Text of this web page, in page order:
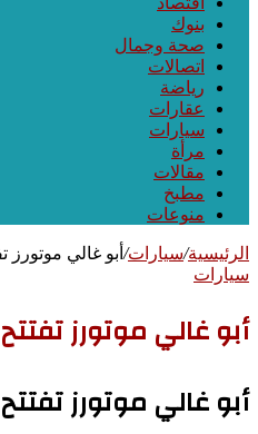
بنوك
صحة وجمال
اتصالات
رياضة
عقارات
سيارات
مرأة
مقالات
مطبخ
منوعات
الرئيسية/سيارات/ أبو غالي
سيارات
أبو غالي موتورز
أبو غالي موتورز